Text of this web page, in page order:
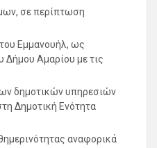
σε περίπτωση
Εμμανουήλ, ως
Δήμου Αμαρίου με τις
δημοτικών υπηρεσιών
Δημοτική Ενότητα
αναφορικά